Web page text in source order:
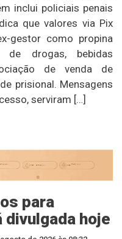
inclui policiais penais
que valores via Pix
gestor como propina
de drogas, bebidas
de venda de
prisional. Mensagens
serviram […]
para
divulgada hoje